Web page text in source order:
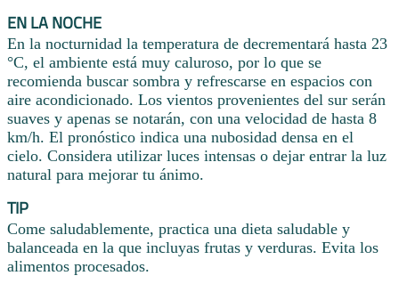
EN LA NOCHE
En la nocturnidad la temperatura de decrementará hasta 23
°C, el ambiente está muy caluroso, por lo que se
recomienda buscar sombra y refrescarse en espacios con
aire acondicionado. Los vientos provenientes del sur serán
suaves y apenas se notarán, con una velocidad de hasta 8
km/h. El pronóstico indica una nubosidad densa en el
cielo. Considera utilizar luces intensas o dejar entrar la luz
natural para mejorar tu ánimo.
TIP
Come saludablemente, practica una dieta saludable y
balanceada en la que incluyas frutas y verduras. Evita los
alimentos procesados.